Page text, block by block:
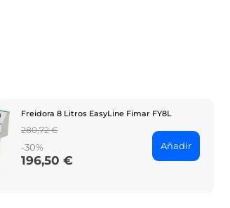
Freidora 8 Litros EasyLine Fimar FY8L
Regular
price
280,72 €
-30%
Price
196,50 €
Añadir